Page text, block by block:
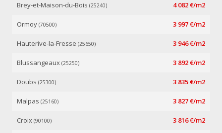
Brey-et-Maison-du-Bois (25240) 4 082 €/m2
Ormoy (70500) 3 997 €/m2
Hauterive-la-Fresse (25650) 3 946 €/m2
Blussangeaux (25250) 3 892 €/m2
Doubs (25300) 3 835 €/m2
Malpas (25160) 3 827 €/m2
Croix (90100) 3 816 €/m2